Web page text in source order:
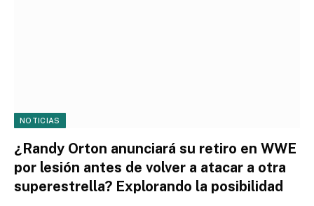
NOTICIAS
¿Randy Orton anunciará su retiro en WWE
por lesión antes de volver a atacar a otra
superestrella? Explorando la posibilidad